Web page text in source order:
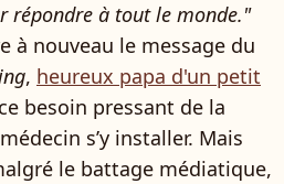
répondre à tout le monde."
à nouveau le message du
, heureux papa d'un petit
besoin pressant de la
s’y installer. Mais
le battage médiatique,